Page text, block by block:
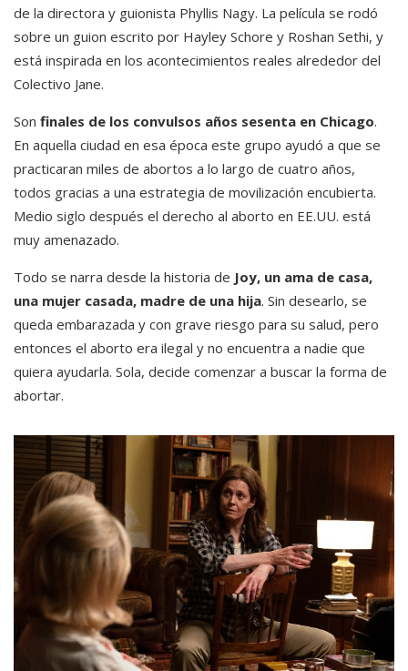
de la directora y guionista Phyllis Nagy. La película se rodó
sobre un guion escrito por Hayley Schore y Roshan Sethi, y
está inspirada en los acontecimientos reales alrededor del
Colectivo Jane.
Son finales de los convulsos años sesenta en Chicago.
En aquella ciudad en esa época este grupo ayudó a que se
practicaran miles de abortos a lo largo de cuatro años,
todos gracias a una estrategia de movilización encubierta.
Medio siglo después el derecho al aborto en EE.UU. está
muy amenazado.
Todo se narra desde la historia de Joy, un ama de casa,
una mujer casada, madre de una hija. Sin desearlo, se
queda embarazada y con grave riesgo para su salud, pero
entonces el aborto era ilegal y no encuentra a nadie que
quiera ayudarla. Sola, decide comenzar a buscar la forma de
abortar.